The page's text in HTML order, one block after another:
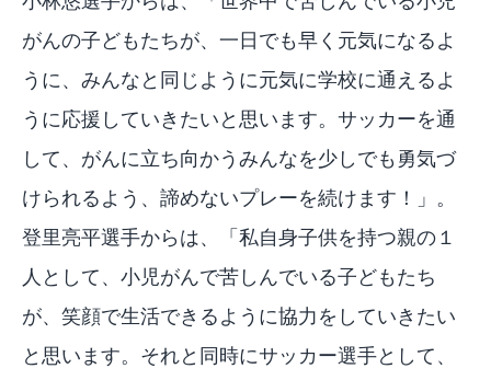
がんの子どもたちが、一日でも早く元気になるよ
うに、みんなと同じように元気に学校に通えるよ
うに応援していきたいと思います。サッカーを通
して、がんに立ち向かうみんなを少しでも勇気づ
けられるよう、諦めないプレーを続けます！」。
登里亮平選手からは、「私自身子供を持つ親の１
人として、小児がんで苦しんでいる子どもたち
が、笑顔で生活できるように協力をしていきたい
と思います。それと同時にサッカー選手として、